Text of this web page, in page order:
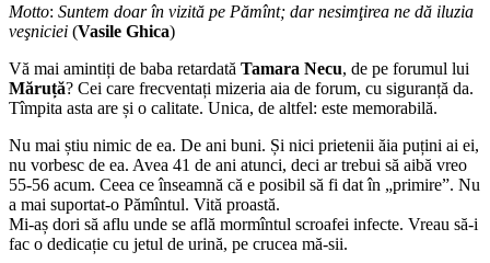
Motto: Suntem doar în vizită pe Pămînt; dar nesimţirea ne dă iluzia
veşniciei (Vasile Ghica)
Vă mai amintiți de baba retardată Tamara Necu, de pe forumul lui
Măruță? Cei care frecventați mizeria aia de forum, cu siguranță da.
Tîmpita asta are și o calitate. Unica, de altfel: este memorabilă.
Nu mai știu nimic de ea. De ani buni. Și nici prietenii ăia puțini ai ei,
nu vorbesc de ea. Avea 41 de ani atunci, deci ar trebui să aibă vreo
55-56 acum. Ceea ce înseamnă că e posibil să fi dat în „primire”. Nu
a mai suportat-o Pămîntul. Vită proastă.
Mi-aș dori să aflu unde se află mormîntul scroafei infecte. Vreau să-i
fac o dedicație cu jetul de urină, pe crucea mă-sii.